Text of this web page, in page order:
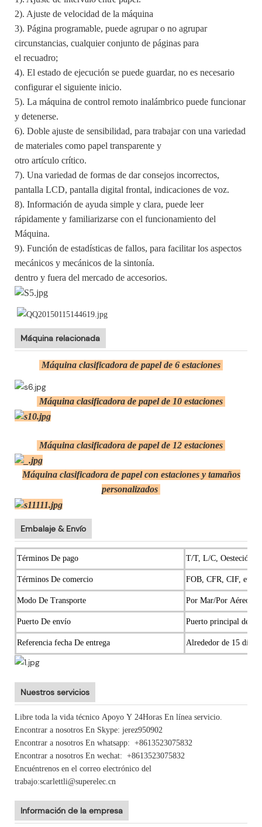
2). Ajuste de velocidad de la máquina
3). Página programable, puede agrupar o no agrupar
circunstancias, cualquier conjunto de páginas para
el recuadro;
4). El estado de ejecución se puede guardar, no es necesario
configurar el siguiente inicio.
5). La máquina de control remoto inalámbrico puede funcionar
y detenerse.
6). Doble ajuste de sensibilidad, para trabajar con una variedad
de materiales como papel transparente y
otro artículo crítico.
7). Una variedad de formas de dar consejos incorrectos,
pantalla LCD, pantalla digital frontal, indicaciones de voz.
8). Información de ayuda simple y clara, puede leer
rápidamente y familiarizarse con el funcionamiento del
Máquina.
9). Función de estadísticas de fallos, para facilitar los aspectos
mecánicos y mecánicos de la sintonía.
dentro y fuera del mercado de accesorios.
Máquina relacionada
Máquina clasificadora de papel de 6 estaciones
Máquina clasificadora de papel de 10 estaciones
Máquina clasificadora de papel de 12 estaciones
Máquina clasificadora de papel con estaciones y tamaños
personalizados
Embalaje & Envío
Términos De pago T/T, L/C, Oesteción
Términos De comercio FOB, CFR, CIF, etc.
Modo De Transporte Por Mar/Por Aéreo/
Puerto De envío Puerto principal de
Referencia fecha De entrega Alrededor de 15 días
Nuestros servicios
Libre toda la vida técnico Apoyo Y 24Horas En línea servicio.
Encontrar a nosotros En Skype: jerez950902
Encontrar a nosotros En whatsapp: +8613523075832
Encontrar a nosotros En wechat: +8613523075832
Encuéntrenos en el correo electrónico del
trabajo:scarlettli@superelec.cn
Información de la empresa